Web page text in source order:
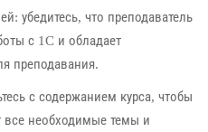
убедитесь, что преподаватель
с 1C и обладает
преподавания.
с содержанием курса, чтобы
все необходимые темы и